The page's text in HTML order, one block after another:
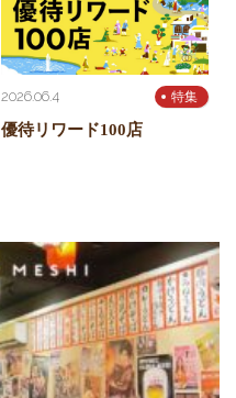
2026.06.4 特集
優待リワード100店